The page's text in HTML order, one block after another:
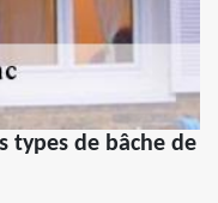
types de bâche de